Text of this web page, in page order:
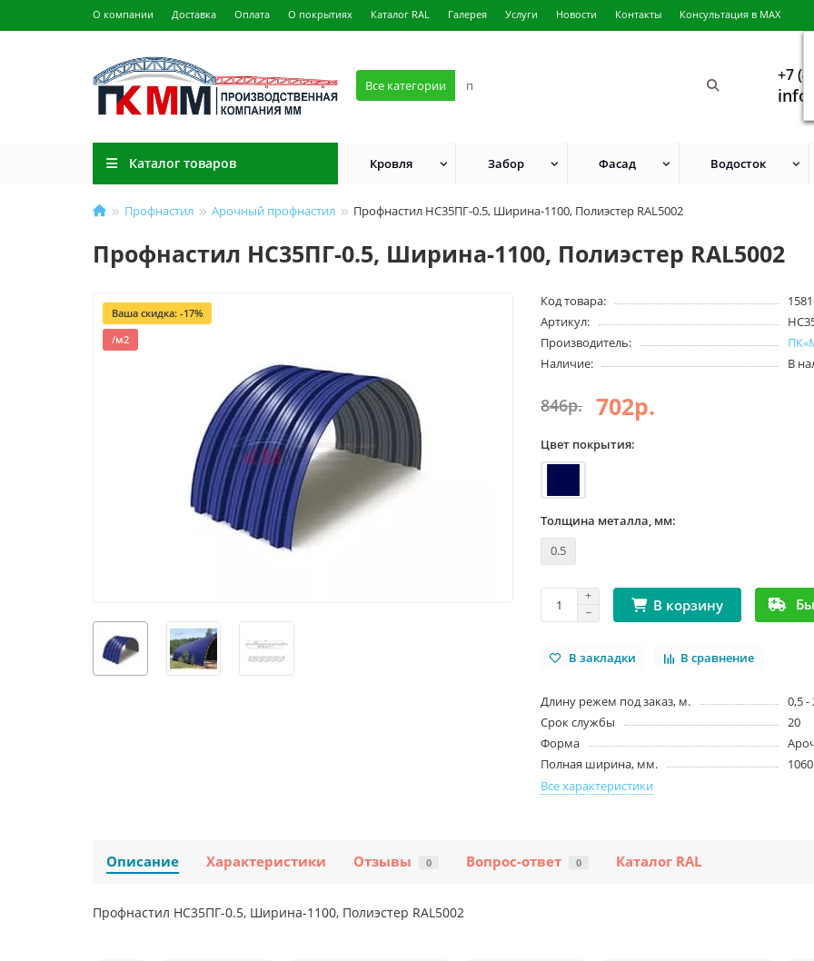
О компании Доставка Оплата О покрытиях Каталог RAL Галерея Услуги Новости Контакты Консультация в MAX
Все категории
+7
Каталог товаров Кровля Забор Фасад Водосток
Профнастил Арочный профнастил Профнастил НС35ПГ-0.5, Ширина-1100, Полиэстер RAL5002
Профнастил НС35ПГ-0.5, Ширина-1100, Полиэстер RAL5002
Ваша скидка: -17%
/м2
Код товара:
Артикул:
Производитель:
Наличие:
В
846р. 702р.
Цвет покрытия:
Толщина металла, мм:
0.5
В корзину
В закладки В сравнение
Длину режем под заказ, м.
0,5 -
Срок службы
20
Форма
Полная ширина, мм.
1060
Все характеристики
Описание Характеристики Отзывы 0 Вопрос-ответ 0 Каталог RAL
Профнастил НС35ПГ-0.5, Ширина-1100, Полиэстер RAL5002